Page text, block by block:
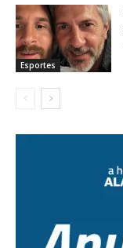
Esportes